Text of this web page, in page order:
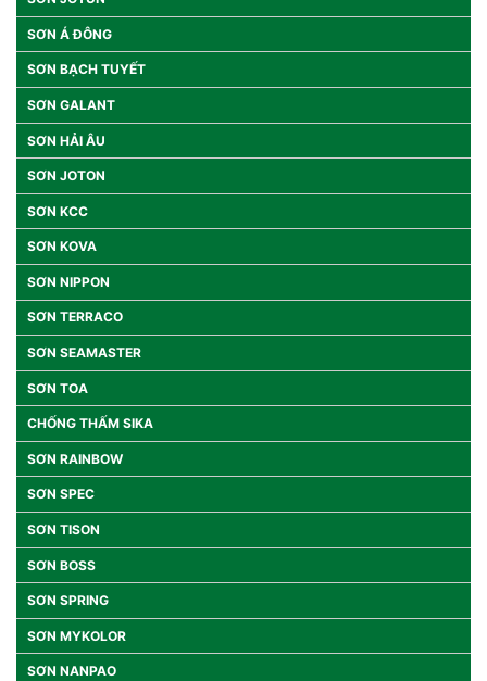
SƠN Á ĐÔNG
SƠN BẠCH TUYẾT
SƠN GALANT
SƠN HẢI ÂU
SƠN JOTON
SƠN KCC
SƠN KOVA
SƠN NIPPON
SƠN TERRACO
SƠN SEAMASTER
SƠN TOA
CHỐNG THẤM SIKA
SƠN RAINBOW
SƠN SPEC
SƠN TISON
SƠN BOSS
SƠN SPRING
SƠN MYKOLOR
SƠN NANPAO